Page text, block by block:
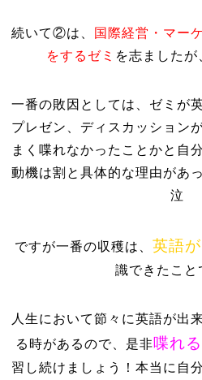
続いて②は、 国際経営・マー
をするゼミ を志ました
一番の敗因としては、ゼミが
プレゼン、ディスカッション
まく喋れなかったことかと自
動機は割と具体的な理由があ
泣
ですが一番の収穫は、 英語
識できたこと
人生において節々に英語が出
る時があるので、是非喋れ
習し続けましょう！本当に自